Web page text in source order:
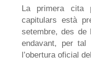
La primera cita
capitulars està
setembre, des de
endavant, per
l’obertura oficial